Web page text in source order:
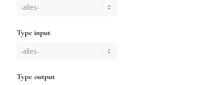
Type input
Type output